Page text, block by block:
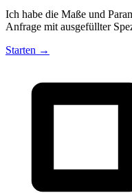
Ich habe die Maße und
Anfrage mit ausgefüllter
Starten →